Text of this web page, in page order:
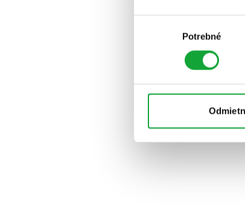
Potrebné